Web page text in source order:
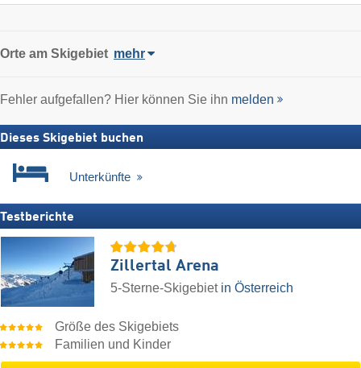
Orte am Skigebiet mehr
Fehler aufgefallen? Hier können Sie ihn melden
Dieses Skigebiet buchen
Unterkünfte
Testberichte
Zillertal Arena
5-Sterne-Skigebiet in Österreich
Größe des Skigebiets
Familien und Kinder